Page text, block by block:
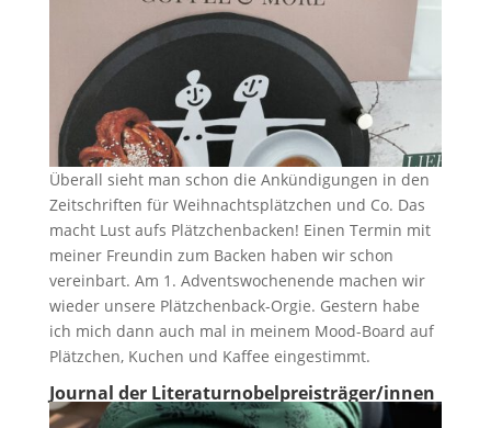
Überall sieht man schon die Ankündigungen in den
Zeitschriften für Weihnachtsplätzchen und Co. Das
macht Lust aufs Plätzchenbacken! Einen Termin mit
meiner Freundin zum Backen haben wir schon
vereinbart. Am 1. Adventswochenende machen wir
wieder unsere Plätzchenback-Orgie. Gestern habe
ich mich dann auch mal in meinem Mood-Board auf
Plätzchen, Kuchen und Kaffee eingestimmt.
Journal der Literaturnobelpreisträger/innen